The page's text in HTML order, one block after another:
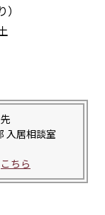
入居相談室
こちら